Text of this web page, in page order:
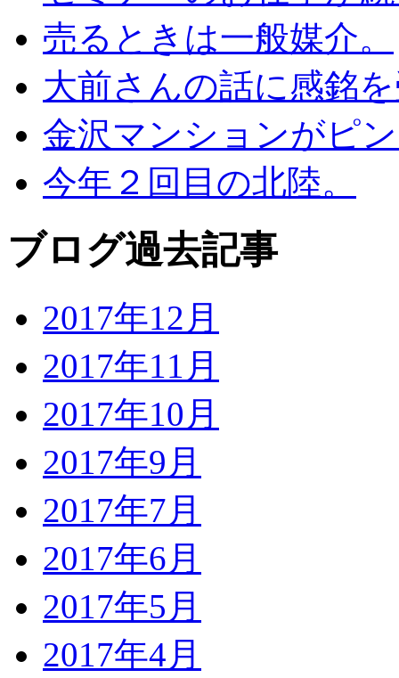
売るときは一般媒介。
大前さんの話に感銘
金沢マンションがピ
今年２回目の北陸。
ブログ過去記事
2017年12月
2017年11月
2017年10月
2017年9月
2017年7月
2017年6月
2017年5月
2017年4月